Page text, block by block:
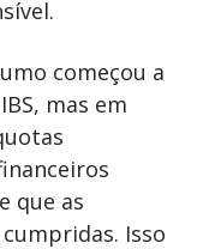
começou a
mas em
que as
Isso